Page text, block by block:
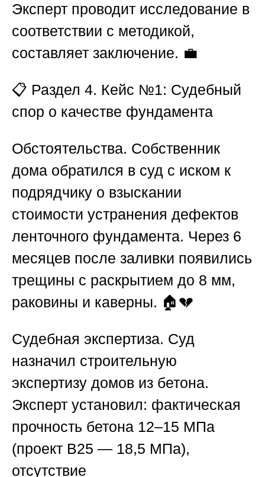
Эксперт проводит исследование в
соответствии с методикой,
составляет заключение. 💼
📋 Раздел 4. Кейс №1: Судебный
спор о качестве фундамента
Обстоятельства. Собственник
дома обратился в суд с иском к
подрядчику о взыскании
стоимости устранения дефектов
ленточного фундамента. Через 6
месяцев после заливки появились
трещины с раскрытием до 8 мм,
раковины и каверны. 🏠💔
Судебная экспертиза. Суд
назначил строительную
экспертизу домов из бетона.
Эксперт установил: фактическая
прочность бетона 12–15 МПа
(проект B25 — 18,5 МПа),
отсутствие